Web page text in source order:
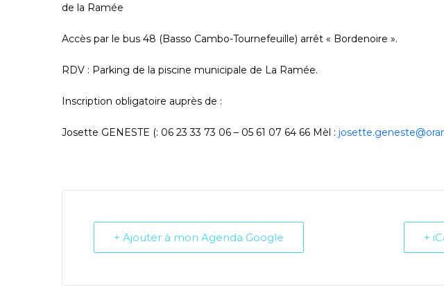
de la Ramée
Accès par le bus 48 (Basso Cambo-Tournefeuille) arrêt « Bordenoire ».
RDV : Parking de la piscine municipale de La Ramée.
Inscription obligatoire auprès de :
Josette GENESTE (: 06 23 33 73 06 – 05 61 07 64 66 Mèl :
+ Ajouter à mon Agenda Google +